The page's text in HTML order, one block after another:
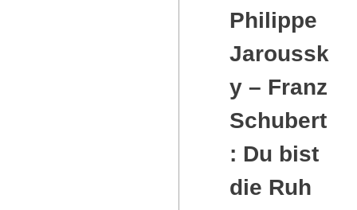
Philippe
Jaroussk
y – Franz
Schubert
: Du bist
die Ruh